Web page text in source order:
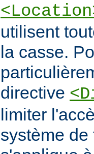
utilisent
la casse.
directive
limiter
système